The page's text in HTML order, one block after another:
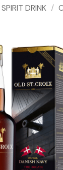
DRINK /